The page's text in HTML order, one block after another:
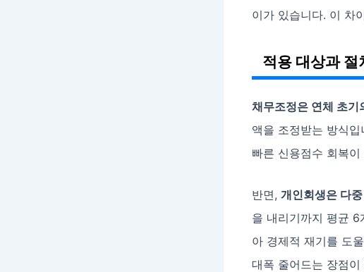
이가 있습니다. 이 차
적용 대상과 절
채무조정은 연체 초기
액을 조정받는 방식
빠른 신용점수 회복이
반면, 개인회생은 다
을 내리기까지 평균
아 경제적 재기를 도
대폭 줄어드는 장점이